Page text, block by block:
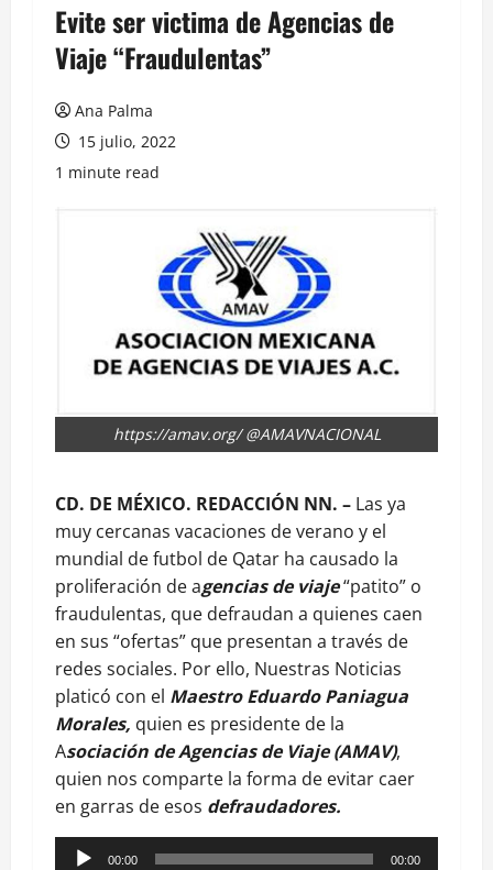
Evite ser victima de Agencias de
Viaje “Fraudulentas”
Ana Palma
15 julio, 2022
1 minute read
https://amav.org/ @AMAVNACIONAL
CD. DE MÉXICO. REDACCIÓN NN. – Las ya
muy cercanas vacaciones de verano y el
mundial de futbol de Qatar ha causado la
proliferación de agencias de viaje“patito” o
fraudulentas, que defraudan a quienes caen
en sus “ofertas” que presentan a través de
redes sociales. Por ello, Nuestras Noticias
platicó con el Maestro Eduardo Paniagua
Morales, quien es presidente de la
Asociación de Agencias de Viaje (AMAV),
quien nos comparte la forma de evitar caer
en garras de esos defraudadores.
Reproductor
00:00 00:00